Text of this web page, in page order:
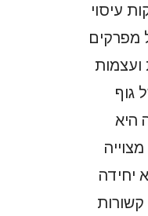
עיסוי
מפרקים
ועצמות
גוף
היא
יחידה